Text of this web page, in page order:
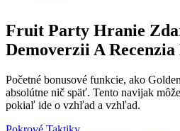
Fruit Party Hranie
Demoverzii A
Početné bonusové funkcie, ako
absolútne nič späť. Tento navijak
pokiaľ ide o vzhľad a vzhľad.